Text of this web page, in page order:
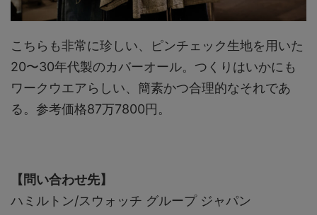
こちらも非常に珍しい、ピンチェック生地を用いた
20〜30年代製のカバーオール。つくりはいかにも
ワークウエアらしい、簡素かつ合理的なそれであ
る。参考価格87万7800円。
【問い合わせ先】
ハミルトン/スウォッチ グループ ジャパン